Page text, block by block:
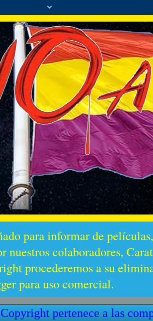
para informar de
nuestros colaboradores,
procederemos a su
para uso comercial.
pertenece a las